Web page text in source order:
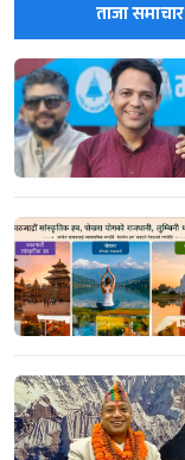
ताजा समाचार